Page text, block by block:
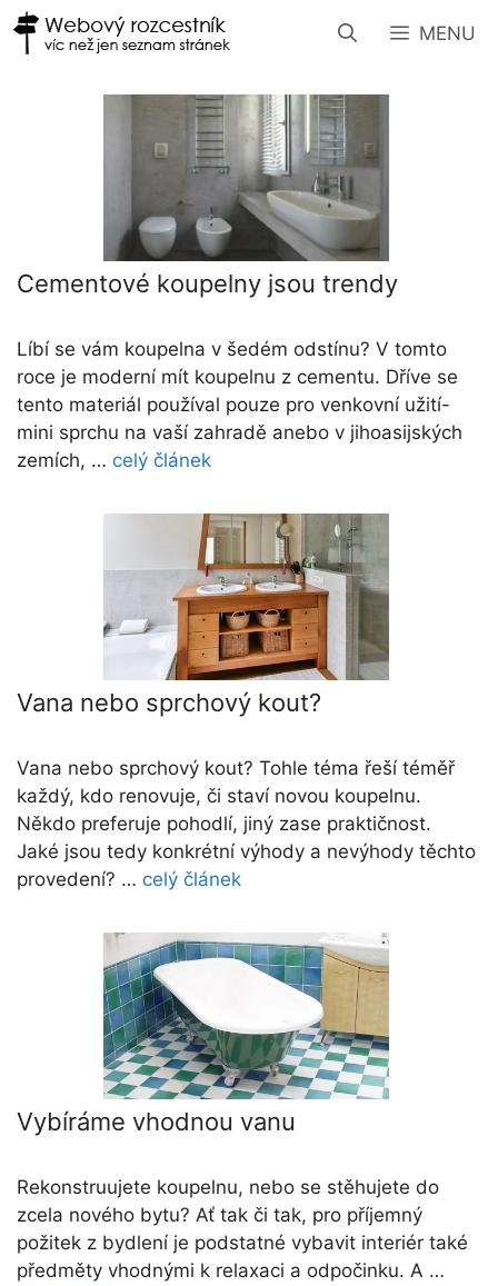
Přeskočit
na
MENU
Cementové koupelny jsou trendy
Líbí se vám koupelna v šedém odstínu? V tomto
roce je moderní mít koupelnu z cementu. Dříve se
tento materiál používal pouze pro venkovní užití-
mini sprchu na vaší zahradě anebo v jihoasijských
zemích, … celý článek
Vana nebo sprchový kout?
Vana nebo sprchový kout? Tohle téma řeší téměř
každý, kdo renovuje, či staví novou koupelnu.
Někdo preferuje pohodlí, jiný zase praktičnost.
Jaké jsou tedy konkrétní výhody a nevýhody těchto
provedení? … celý článek
Vybíráme vhodnou vanu
Rekonstruujete koupelnu, nebo se stěhujete do
zcela nového bytu? Ať tak či tak, pro příjemný
požitek z bydlení je podstatné vybavit interiér také
předměty vhodnými k relaxaci a odpočinku. A …